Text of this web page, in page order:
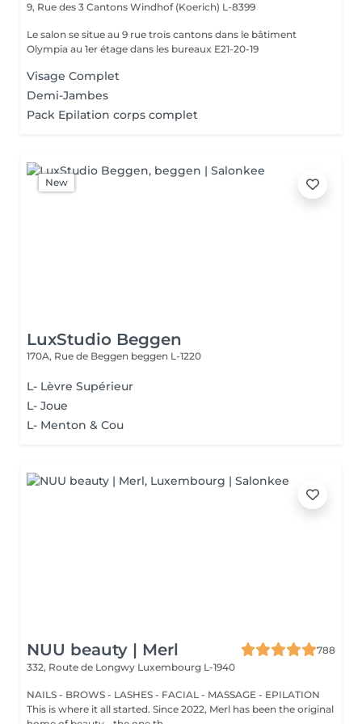
9, Rue des 3 Cantons Windhof (Koerich) L-8399
Le salon se situe au 9 rue trois cantons dans le bâtiment
Olympia au 1er étage dans les bureaux E21-20-19
Visage Complet
Demi-Jambes
Pack Epilation corps complet
New
LuxStudio Beggen
170A, Rue de Beggen beggen L-1220
L- Lèvre Supérieur
L- Joue
L- Menton & Cou
NUU beauty | Merl
788
332, Route de Longwy Luxembourg L-1940
NAILS - BROWS - LASHES - FACIAL - MASSAGE - EPILATION
This is where it all started. Since 2022, Merl has been the original